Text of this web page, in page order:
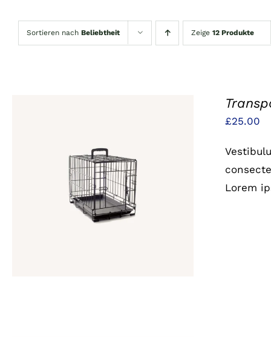
Sortieren nach Beliebtheit Zeige 12 Produkte
IN DEN WARENKORB /
VIEW
£25.00
Lorem